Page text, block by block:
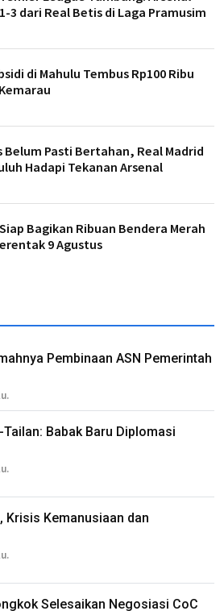
3 dari Real Betis di Laga Pramusim
di Mahulu Tembus Rp100 Ribu
Belum Pasti Bertahan, Real Madrid
Hadapi Tekanan Arsenal
Bagikan Ribuan Bendera Merah
9 Agustus
Pembinaan ASN Pemerintah
Babak Baru Diplomasi
Krisis Kemanusiaan dan
Selesaikan Negosiasi CoC